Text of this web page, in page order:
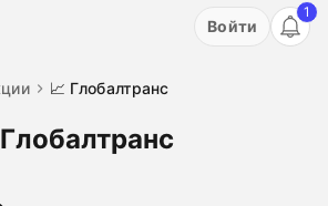
пробный период на 3 дня!
Войти
1
📈 Глобалтранс